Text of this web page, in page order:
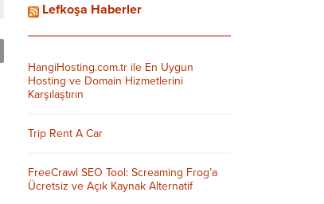
Lefkoşa Haberler
HangiHosting.com.tr ile En Uygun
Hosting ve Domain Hizmetlerini
Karşılaştırın
Trip Rent A Car
FreeCrawl SEO Tool: Screaming Frog’a
Ücretsiz ve Açık Kaynak Alternatif